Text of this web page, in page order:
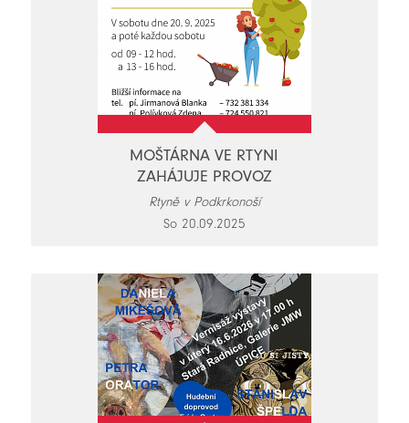
MOŠTÁRNA VE RTYNI
ZAHÁJUJE PROVOZ
Rtyně v Podkrkonoší
So 20.09.2025